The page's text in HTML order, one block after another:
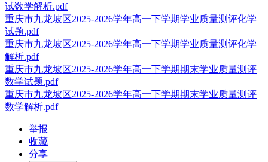
试数学解析.pdf
重庆市九龙坡区2025-2026学年高一下学期学业质量测评化学
试题.pdf
重庆市九龙坡区2025-2026学年高一下学期学业质量测评化学
解析.pdf
重庆市九龙坡区2025-2026学年高一下学期期末学业质量测评
数学试题.pdf
重庆市九龙坡区2025-2026学年高一下学期期末学业质量测评
数学解析.pdf
举报
收藏
分享